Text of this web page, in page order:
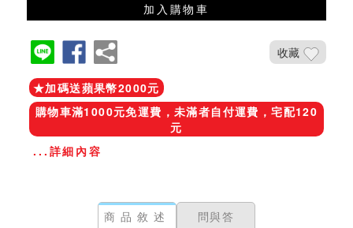
加入購物車
收藏
★加碼送蘋果幣2000元
購物車滿1000元免運費，未滿者自付運費，宅配120
元
...詳細內容
商品敘述 問與答